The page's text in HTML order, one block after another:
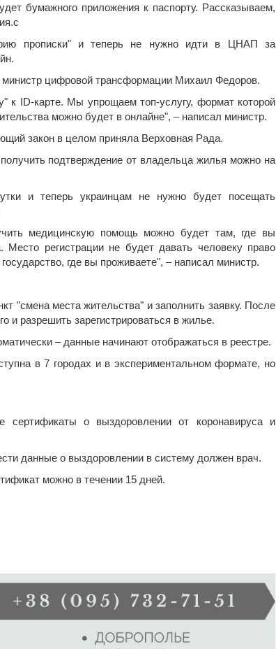
бумажного приложения к паспорту. Рассказываем,
прописки" и теперь не нужно идти в ЦНАП за
цифровой трансформации Михаил Федоров.
к ID-карте. Мы упрощаем топ-услугу, формат которой
можно будет в онлайне", – написал министр.
закон в целом приняла Верховная Рада.
подтверждение от владельца жилья можно на
и теперь украинцам не нужно будет посещать
медицинскую помощь можно будет там, где вы
регистрации не будет давать человеку право
где вы проживаете", – написал министр.
"смена места жительства" и заполнить заявку. После
и разрешить зарегистрироваться в жилье.
– данные начинают отображаться в реестре.
в 7 городах и в экспериментальном формате, но
сертификаты о выздоровлении от коронавируса и
данные о выздоровлении в систему должен врач.
можно в течении 15 дней.